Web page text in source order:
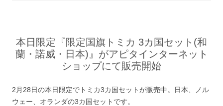
本日限定『限定国旗トミカ 3カ国セット(和
蘭・諾威・日本)』がアピタインターネット
ショップにて販売開始
2月28日の本日限定でトミカ3カ国セットが販売中。日本、ノル
ウェー、オランダの3カ国セットです。